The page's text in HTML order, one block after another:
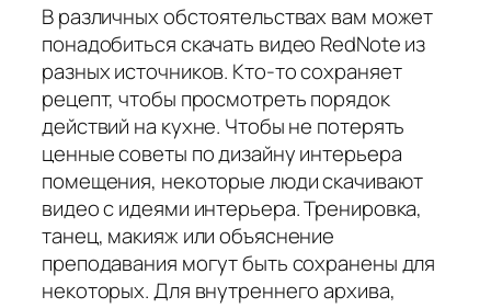
В различных обстоятельствах вам может
понадобиться скачать видео RedNote из
разных источников. Кто-то сохраняет
рецепт, чтобы просмотреть порядок
действий на кухне. Чтобы не потерять
ценные советы по дизайну интерьера
помещения, некоторые люди скачивают
видео с идеями интерьера. Тренировка,
танец, макияж или объяснение
преподавания могут быть сохранены для
некоторых. Для внутреннего архива,